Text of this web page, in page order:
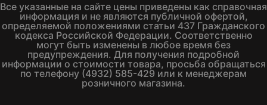
Все указанные на сайте цены приведены как справочная
информация и не являются публичной офертой,
определяемой положениями статьи 437 Гражданского
кодекса Российской Федерации. Соответственно
могут быть изменены в любое время без
предупреждения. Для получения подробной
информации о стоимости товара, просьба обращаться
по телефону (4932) 585-429 или к менеджерам
розничного магазина.